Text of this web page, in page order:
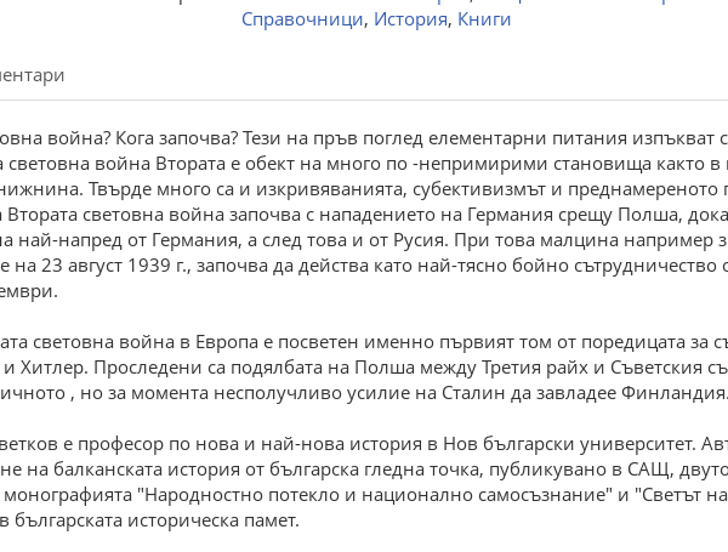
Справочници, История, Книги
война? Кога започва? Тези на пръв поглед елементарни питания
световна война Втората е обект на много по -непримирими становища както в
Твърде много са и изкривяванията, субективизмът и
световна война започва с нападението на Германия срещу Полша,
най-напред от Германия, а след това и от Русия. При това малцина например
на 23 август 1939 г., започва да действа като най-тясно бойно
световна война в Европа е посветен именно първият том от поредицата за
Хитлер. Проследени са подялбата на Полша между Третия райх и Съветския
, но за момента несполучливо усилие на Сталин да завладее Финландия.
е професор по нова и най-нова история в Нов български университет.
на балканската история от българска гледна точка, публикувано в САЩ,
монографията "Народностно потекло и национално самосъзнание" и "Светът
историческа памет.